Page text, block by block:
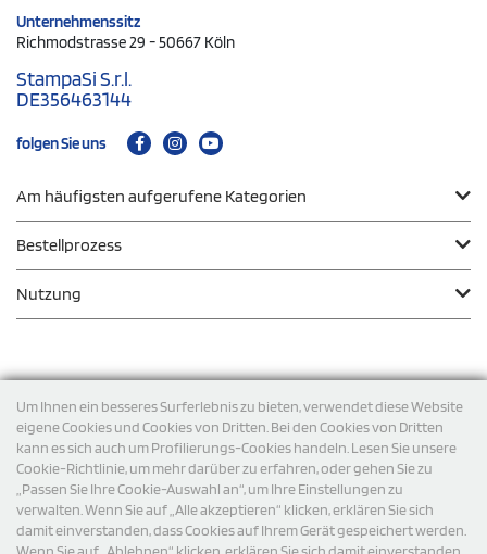
Um Ihnen ein besseres Surferlebnis zu bieten, verwendet diese Website
eigene Cookies und Cookies von Dritten. Bei den Cookies von Dritten
kann es sich auch um Profilierungs-Cookies handeln. Lesen Sie unsere
Cookie-Richtlinie, um mehr darüber zu erfahren, oder gehen Sie zu
„Passen Sie Ihre Cookie-Auswahl an“, um Ihre Einstellungen zu
verwalten. Wenn Sie auf „Alle akzeptieren“ klicken, erklären Sie sich
damit einverstanden, dass Cookies auf Ihrem Gerät gespeichert werden.
Unternehmenssitz
Richmodstrasse 29 - 50667 Köln
StampaSi S.r.l.
DE356463144
folgen Sie uns
Am häufigsten aufgerufene Kategorien
Bestellprozess
Nutzung
Versand